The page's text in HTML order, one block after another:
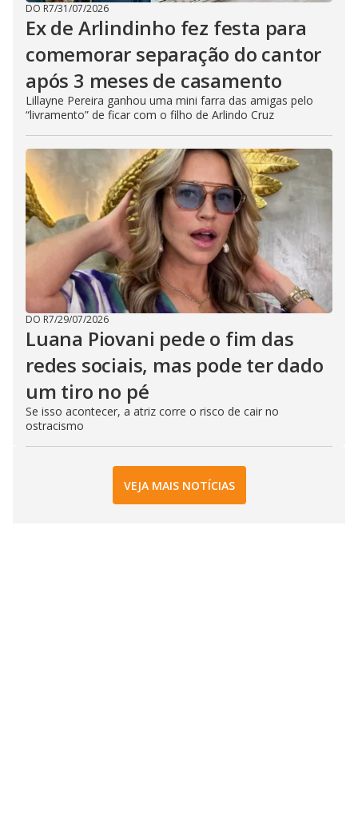
DO R7/31/07/2026
Ex de Arlindinho fez festa para
comemorar separação do cantor
após 3 meses de casamento
Lillayne Pereira ganhou uma mini farra das amigas pelo
“livramento” de ficar com o filho de Arlindo Cruz
DO R7/29/07/2026
Luana Piovani pede o fim das
redes sociais, mas pode ter dado
um tiro no pé
Se isso acontecer, a atriz corre o risco de cair no
ostracismo
VEJA MAIS NOTÍCIAS